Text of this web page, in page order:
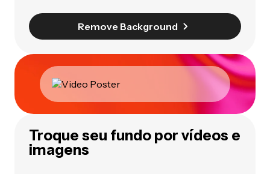
Remove Background
Troque seu fundo por vídeos e
imagens